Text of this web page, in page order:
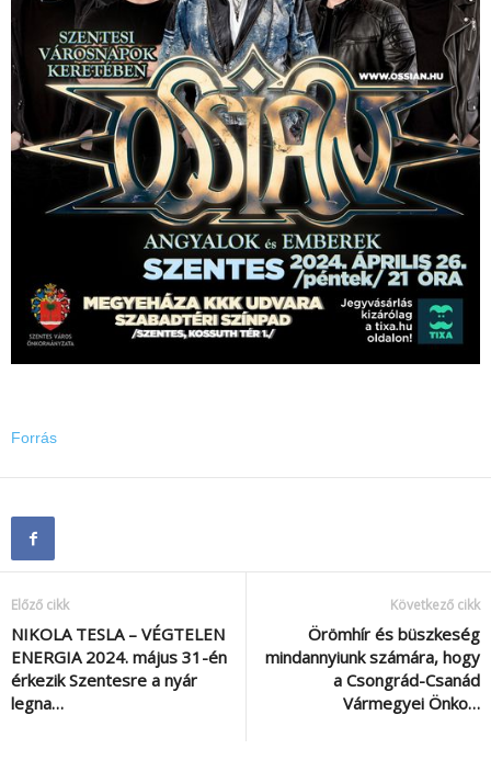
Forrás
Előző cikk
NIKOLA TESLA – VÉGTELEN
ENERGIA 2024. május 31-én
érkezik Szentesre a nyár
legna…
Következő cikk
Örömhír és büszkeség
mindannyiunk számára, hogy
a Csongrád-Csanád
Vármegyei Önko…